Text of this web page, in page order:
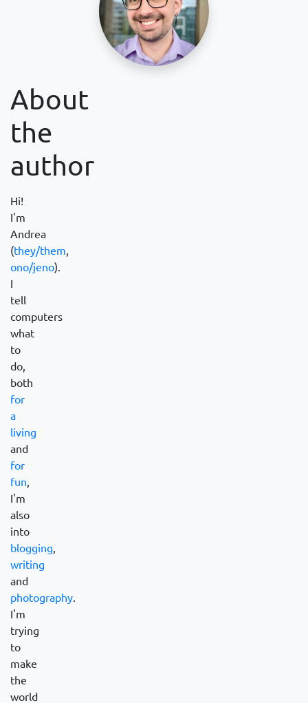
About
the
author
Hi!
I'm
Andrea
(they/them
ono/jeno).
I
tell
computers
what
to
do,
both
for
a
living
and
for
fun
I'm
also
into
blogging
writing
and
photography
I'm
trying
to
make
the
world